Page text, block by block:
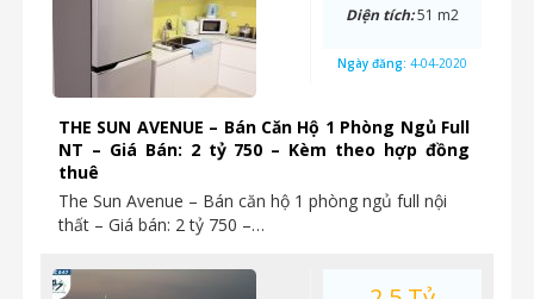
THE SUN AVENUE – Bán Căn Hộ 1 Phòng Ngủ Full
NT – Giá Bán: 2 tỷ 750 – Kèm theo hợp đồng
thuê
The Sun Avenue – Bán căn hộ 1 phòng ngủ full nội
thất – Giá bán: 2 tỷ 750 –…
Diện tích:51 m2
Ngày đăng: 4-04-2020